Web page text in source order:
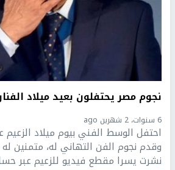
نجوم مصر يحتفلون بعيد ميلاد
6 سنوات، 2 شهرين ago
احتفل الوسط الفني بيوم ميلاد الزعيم
وقدم نجوم الفن التهاني له، متمنين
نشرت يسرا مقطع فيديو للزعيم عبر